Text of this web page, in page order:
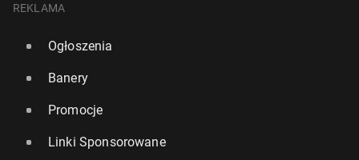
REKLAMA
Ogłoszenia
Banery
Promocje
Linki Sponsorowane